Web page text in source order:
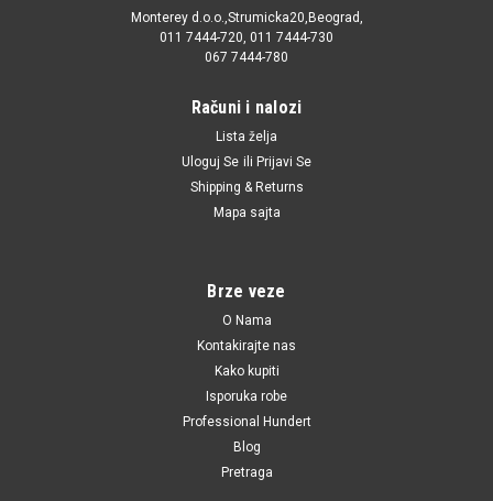
Monterey d.o.o.,Strumicka20,Beograd,
011 7444-720, 011 7444-730
067 7444-780
Računi i nalozi
Lista želja
Uloguj Se ili Prijavi Se
Shipping & Returns
Mapa sajta
Brze veze
O Nama
Kontakirajte nas
Kako kupiti
Isporuka robe
Professional Hundert
Blog
Pretraga